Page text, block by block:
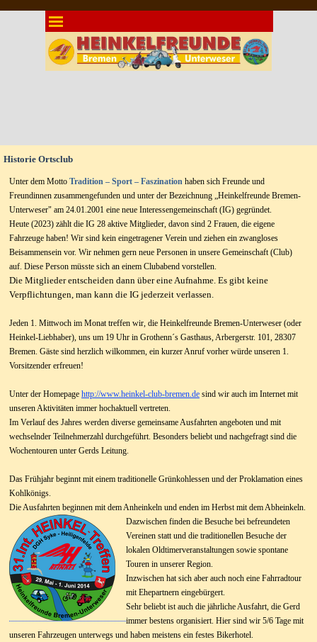
Historie Ortsclub
Unter dem Motto Tradition – Sport – Faszination haben sich Freunde und
Freundinnen zusammengefunden und unter der Bezeichnung „Heinkelfreunde Bremen-
Unterweser" am 24.01.2001 eine neue Interessengemeinschaft (IG) gegründet.
Heute (2023) zählt die IG 28 aktive Mitglieder, davon sind 2 Frauen, die eigene
Fahrzeuge haben! Wir sind kein eingetragener Verein und ziehen ein zwangloses
Beisammensein vor. Wir nehmen gern neue Personen in unsere Gemeinschaft (Club)
auf. Diese Person müsste sich an einem Clubabend vorstellen.
Die Mitglieder entscheiden dann über eine Aufnahme. Es gibt keine
Verpflichtungen, man kann die IG jederzeit verlassen.
Jeden 1. Mittwoch im Monat treffen wir, die Heinkelfreunde Bremen-Unterweser (oder
Heinkel-Liebhaber), uns um 19 Uhr in Grothenn´s Gasthaus, Arbergerstr. 101, 28307
Bremen. Gäste sind herzlich wilkommen, ein kurzer Anruf vorher würde unseren 1.
Vorsitzender erfreuen!
Unter der Homepage http://www.heinkel-club-bremen.de sind wir auch im Internet mit
unseren Aktivitäten immer hochaktuell vertreten.
Im Verlauf des Jahres werden diverse gemeinsame Ausfahrten angeboten und mit
wechselnder Teilnehmerzahl durchgeführt. Besonders beliebt und nachgefragt sind die
Wochentouren unter Gerds Leitung.
Das Frühjahr beginntmit einem traditionelle Grünkohlessen und der Proklamation eines
Kohlkönigs.
Die Ausfahrten beginnen mit dem Anheinkeln und enden im Herbst mit dem Abheinkeln.
Dazwischen finden die Besuche bei befreundeten
Vereinen statt und die traditionellen Besuche der
lokalen Oldtimerveranstaltungen sowie spontane
Touren in unserer Region.
Inzwischen hat sich aber auch noch eine Fahrradtour
mit Ehepartnern eingebürgert.
Sehr beliebt ist auch die jährliche Ausfahrt, die Gerd
immer bestens organisiert. Hier sind wir 5/6 Tage mit
unseren Fahrzeugen unterwegs und haben meistens ein festes Bikerhotel.